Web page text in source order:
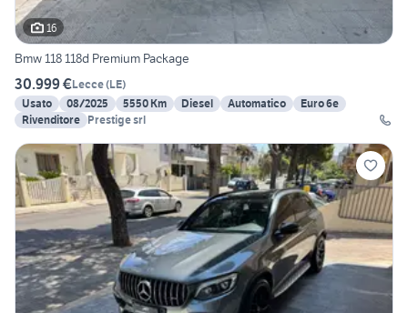
16
Bmw 118 118d Premium Package
30.999 €Lecce(LE)
Usato
08/2025 5550 Km Diesel Automatico
Euro 6e
Rivenditore Prestige srl